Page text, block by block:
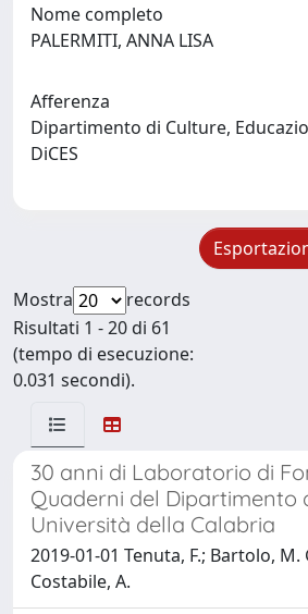
Nome completo
PALERMITI, ANNA LISA
Afferenza
Dipartimento di Culture,
DiCES
Mostra
records
Risultati 1 - 20 di 61
(tempo di esecuzione:
0.031 secondi).
30 anni di Laboratorio di
Quaderni del Dipartimento
Università della Calabria
2019-01-01 Tenuta, F.; Bartolo, M.
Costabile, A.